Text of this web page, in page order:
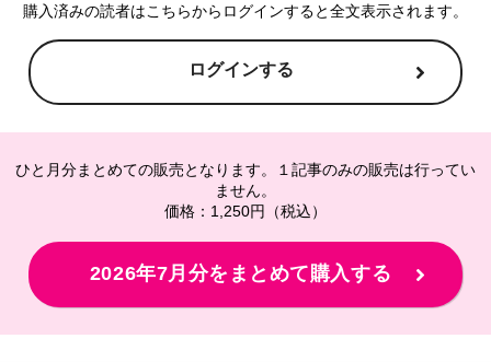
購入済みの読者はこちらからログインすると全文表示されます。
ログインする
ひと月分まとめての販売となります。１記事のみの販売は行ってい
ません。
価格：1,250円（税込）
2026年7月分をまとめて購入する